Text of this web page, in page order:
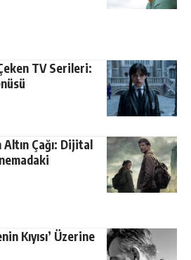
TV Serileri:
Altın Çağı: Dijital
Kıyısı’ Üzerine